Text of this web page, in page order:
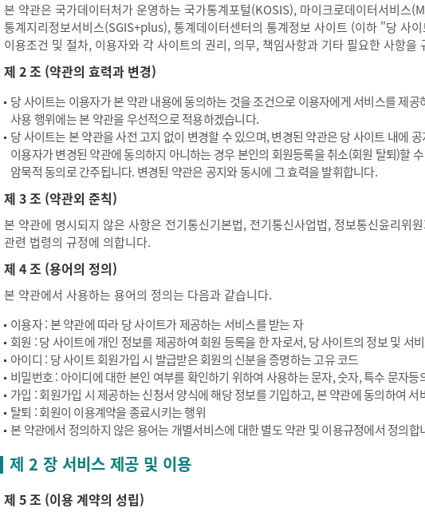
본 약관은 국가데이터처가 운영하는 국가통계포털(KOSIS), 마이크로데이터서비스
통계지리정보서비스(SGIS+plus), 통계데이터센터의 통계정보 사이트 (이하 "당 사
이용조건 및 절차, 이용자와 각 사이트의 권리, 의무, 책임사항과 기타 필요한 사항을
제 2 조 (약관의 효력과 변경)
당 사이트는 이용자가 본 약관 내용에 동의하는 것을 조건으로 이용자에게 서비스를 제
사용 행위에는 본 약관을 우선적으로 적용하겠습니다.
당 사이트는 본 약관을 사전 고지 없이 변경할 수 있으며, 변경된 약관은 당 사이트 내에
이용자가 변경된 약관에 동의하지 아니하는 경우 본인의 회원등록을 취소(회원 탈퇴)할
암묵적 동의로 간주됩니다. 변경된 약관은 공지와 동시에 그 효력을 발휘합니다.
제 3 조 (약관외 준칙)
본 약관에 명시되지 않은 사항은 전기통신기본법, 전기통신사업법, 정보통신윤리위
관련 법령의 규정에 의합니다.
제 4 조 (용어의 정의)
본 약관에서 사용하는 용어의 정의는 다음과 같습니다.
이용자 : 본 약관에 따라 당 사이트가 제공하는 서비스를 받는 자
회원 : 당 사이트에 개인 정보를 제공하여 회원 등록을 한 자로서, 당 사이트의 정보 및 서
아이디 : 당 사이트 회원가입 시 발급받은 회원의 신분을 증명하는 고유 코드
비밀번호 : 아이디에 대한 본인 여부를 확인하기 위하여 사용하는 문자, 숫자, 특수 문자등
가입 : 회원가입 시 제공하는 신청서 양식에 해당 정보를 기입하고, 본 약관에 동의하여
탈퇴 : 회원이 이용계약을 종료시키는 행위
본 약관에서 정의하지 않은 용어는 개별서비스에 대한 별도 약관 및 이용규정에서 정의합
제 2 장 서비스 제공 및 이용
제 5 조 (이용 계약의 성립)